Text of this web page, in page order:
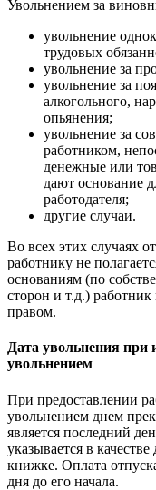
Увольнением за
увольнение
трудовых
увольнение за
увольнение за
алкогольного,
опьянения;
увольнение за
работником,
денежные или
дают основание
работодателя;
другие случаи.
Во всех этих случаях
работнику не
основаниям (по
сторон и т.д.)
правом.
Дата увольнения при
увольнением
При предоставлении
увольнением днем
является последний
указывается в
книжке. Оплата
дня до его начала.